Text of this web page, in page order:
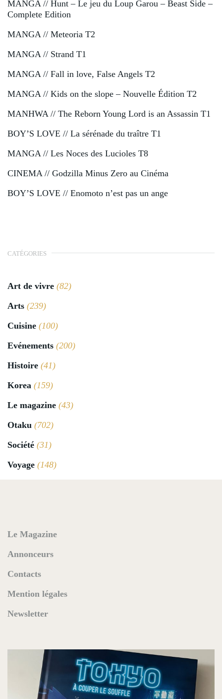
MANGA // Hunt – Le jeu du Loup Garou – Beast Side –
Complete Edition
MANGA // Meteoria T2
MANGA // Strand T1
MANGA // Fall in love, False Angels T2
MANGA // Kids on the slope – Nouvelle Édition T2
MANHWA // The Reborn Young Lord is an Assassin T1
BOY’S LOVE // La sérénade du traître T1
MANGA // Les Noces des Lucioles T8
CINEMA // Godzilla Minus Zero au Cinéma
BOY’S LOVE // Enomoto n’est pas un ange
CATÉGORIES
Art de vivre (82)
Arts (239)
Cuisine (100)
Evénements (200)
Histoire (41)
Korea (159)
Le magazine (43)
Otaku (702)
Société (31)
Voyage (148)
Le Magazine
Annonceurs
Contacts
Mention légales
Newsletter